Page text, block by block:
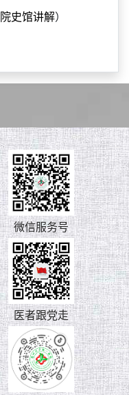
院史馆讲解）
微信服务号
医者跟党走